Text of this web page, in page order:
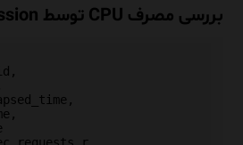
بررسی مصرف CPU توسط Sessionها